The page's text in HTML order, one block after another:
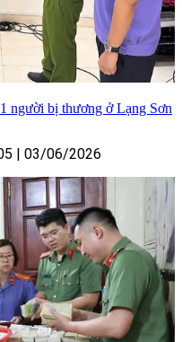
người bị thương ở Lạng Sơn
| 03/06/2026